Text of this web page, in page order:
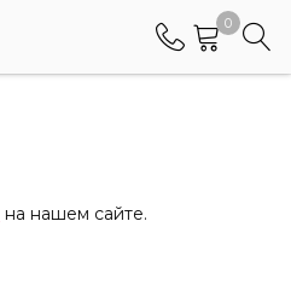
0
на нашем сайте.